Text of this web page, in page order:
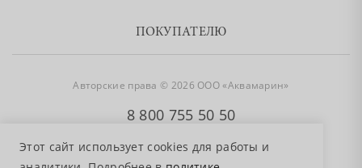
Этот сайт использует cookies для работы и
ПОКУПАТЕЛЮ
Авторские права © 2026 ООО «Аквамарин»
8 800 755 50 50